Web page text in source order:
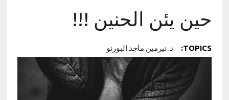
حين يئن الحنين !!!
TOPICS: د. نيرمين ماجد البورنو